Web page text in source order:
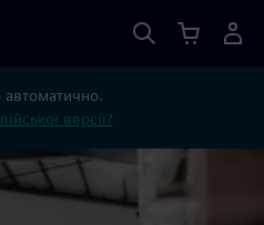
автоматично.
версії?